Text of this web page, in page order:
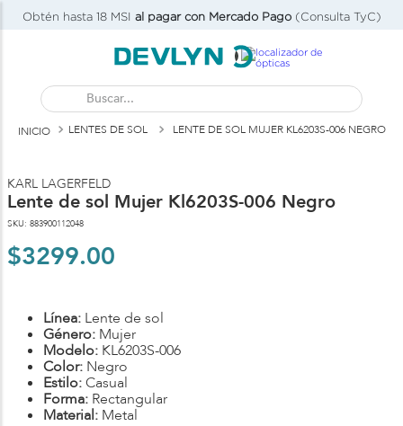
Obtén hasta 18 MSI al pagar con Mercado Pago(Consulta TyC)
Buscar...
LENTES DE SOL LENTE DE SOL MUJER KL6203S-006 NEGRO
KARL LAGERFELD
Lente de sol Mujer Kl6203S-006 Negro
SKU: 883900112048
$3299.00
Línea: Lente de sol
Género: Mujer
Modelo: KL6203S-006
Color: Negro
Estilo:Casual
Forma: Rectangular
Material: Metal